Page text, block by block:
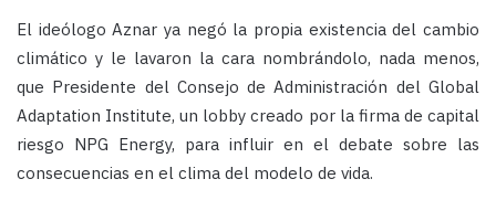
El ideólogo Aznar ya negó la propia existencia del cambio
climático y le lavaron la cara nombrándolo, nada menos,
que Presidente del Consejo de Administración del Global
Adaptation Institute, un lobby creado por la firma de capital
riesgo NPG Energy, para influir en el debate sobre las
consecuencias en el clima del modelo de vida.